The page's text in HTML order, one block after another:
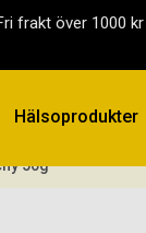
frakt över 1000
Hälsoprodukter
50g